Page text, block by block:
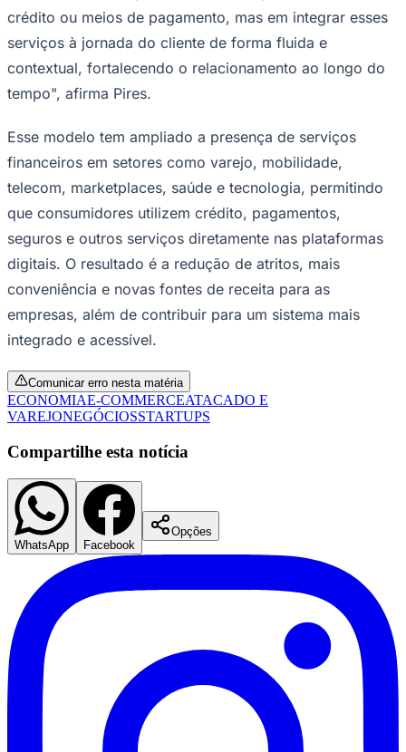
crédito ou meios de pagamento, mas em integrar esses
serviços à jornada do cliente de forma fluida e
contextual, fortalecendo o relacionamento ao longo do
tempo", afirma Pires.
Esse modelo tem ampliado a presença de serviços
financeiros em setores como varejo, mobilidade,
telecom, marketplaces, saúde e tecnologia, permitindo
que consumidores utilizem crédito, pagamentos,
seguros e outros serviços diretamente nas plataformas
digitais. O resultado é a redução de atritos, mais
conveniência e novas fontes de receita para as
empresas, além de contribuir para um sistema mais
integrado e acessível.
Comunicar erro nesta matéria
ECONOMIAE-COMMERCEATACADO E
VAREJONEGÓCIOSSTARTUPS
Compartilhe esta notícia
WhatsApp Facebook
Opções